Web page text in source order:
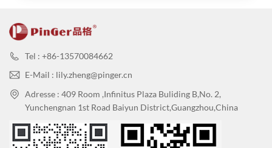
Tel : +86-13570084662
E-Mail : lily.zheng@pinger.cn
Adresse : 409 Room ,Infinitus Plaza Buliding B,No. 2,
Yunchengnan 1st Road Baiyun District,Guangzhou,China